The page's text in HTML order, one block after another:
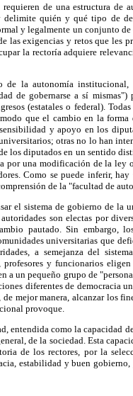
de una estructura de
quién y qué tipo de
y legalmente un conjunto
las exigencias y retos que
la rectoría adquiere
de la autonomía
de gobernarse a sí
(estatales o federal).
que el cambio en la
y apoyo en los
otras no lo han
los diputados en un sentido
por una modificación de la
Como se puede inferir,
de la "facultad de
el sistema de gobierno de la
son electas por
pautado. Sin embargo,
universitarias que
a semejanza del
y funcionarios
a un pequeño grupo de
diferentes de democracia
mejor manera, alcanzar los
provoque.
entendida como la capacidad
de la sociedad. Esta
de los rectores, por la
estabilidad y buen